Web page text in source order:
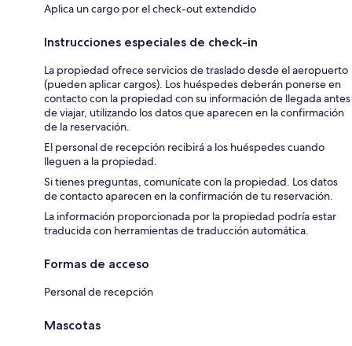
Aplica un cargo por el check-out extendido
Instrucciones especiales de check-in
La propiedad ofrece servicios de traslado desde el aeropuerto
(pueden aplicar cargos). Los huéspedes deberán ponerse en
contacto con la propiedad con su información de llegada antes
de viajar, utilizando los datos que aparecen en la confirmación
de la reservación.
El personal de recepción recibirá a los huéspedes cuando
lleguen a la propiedad.
Si tienes preguntas, comunícate con la propiedad. Los datos
de contacto aparecen en la confirmación de tu reservación.
La información proporcionada por la propiedad podría estar
traducida con herramientas de traducción automática.
Formas de acceso
Personal de recepción
Mascotas